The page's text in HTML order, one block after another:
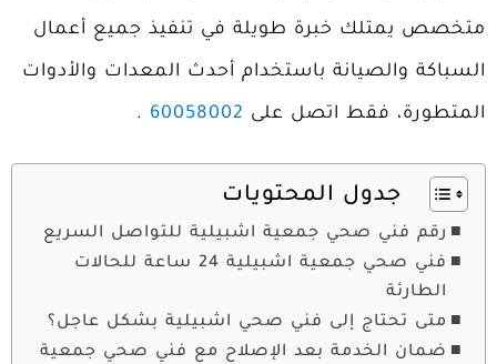
متخصص يمتلك خبرة طويلة في تنفيذ جميع أعمال
السباكة والصيانة باستخدام أحدث المعدات والأدوات
المتطورة، فقط اتصل على 60058002
.
جدول المحتويات
رقم فني صحي جمعية اشبيلية للتواصل السريع
فني صحي جمعية اشبيلية 24 ساعة للحالات
الطارئة
متى تحتاج إلى فني صحي اشبيلية بشكل عاجل؟
ضمان الخدمة بعد الإصلاح مع فني صحي جمعية